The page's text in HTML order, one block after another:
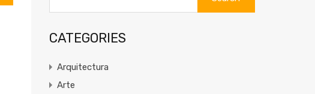
CATEGORIES
Arquitectura
Arte